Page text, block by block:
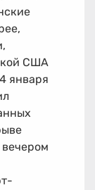
США
января